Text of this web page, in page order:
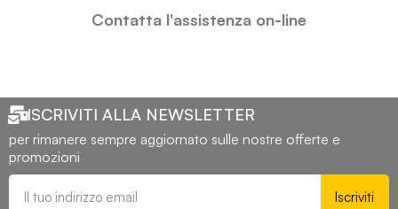
Contatta l'assistenza on-line
ISCRIVITI ALLA NEWSLETTER
per rimanere sempre aggiornato sulle nostre offerte e
promozioni
Iscriviti